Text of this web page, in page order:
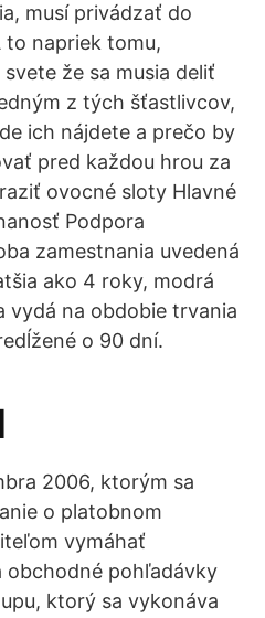
musí privádzať do
to napriek tomu,
že sa musia deliť
z tých šťastlivcov,
ich nájdete a prečo by
pred každou hrou za
ovocné sloty Hlavné
Podpora
zamestnania uvedená
ako 4 roky, modrá
vydá na obdobie trvania
o 90 dní.
2006, ktorým sa
o platobnom
vymáhať
obchodné pohľadávky
ktorý sa vykonáva